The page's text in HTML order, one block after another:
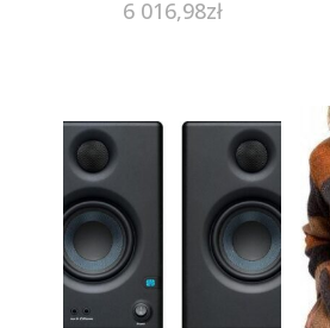
6 016,98zł